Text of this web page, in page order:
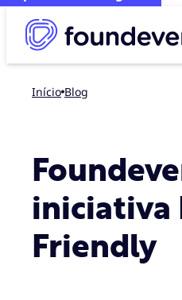
Início blog
iniciativa
Friendly